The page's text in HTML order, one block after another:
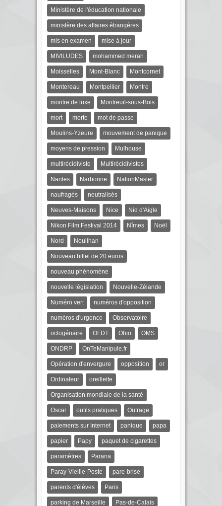
Ministère de l'éducation nationale
ministère des affaires étrangères
mis en examen mise à jour
MIVILUDES mohammed merah
Moisselles Mont-Blanc Montcornet
Montereau Montpellier Montre
montre de luxe Montreuil-sous-Bois
mort morte mot de passe
Moulins-Yzeure mouvement de panique
moyens de pression Mulhouse
multirécidiviste Multirécidivistes
Nantes Narbonne NationMaster
naufragés neutralisés
Neuves-Maisons Nice Nid d'Aigle
Nikon Film Festival 2014 Nîmes Noël
Nord Nouilhan
Nouveau billet de 20 euros
nouveau phénomène
nouvelle législation Nouvelle-Zélande
Numéro vert numéros d'opposition
numéros d'urgence Observatoire
octogénaire OFDT Ohio OMS
ONDRP OnTeManipule.fr
Opération d'envergure opposition or
Ordinateur oreillette
Organisation mondiale de la santé
Oscar outils pratiques Outrage
paiements sur Internet panique papa
papier Papy paquet de cigarettes
paramètres Parana
Paray-Vieille-Poste pare-brise
parents d'élèves Paris
parking de Marseille Pas-de-Calais